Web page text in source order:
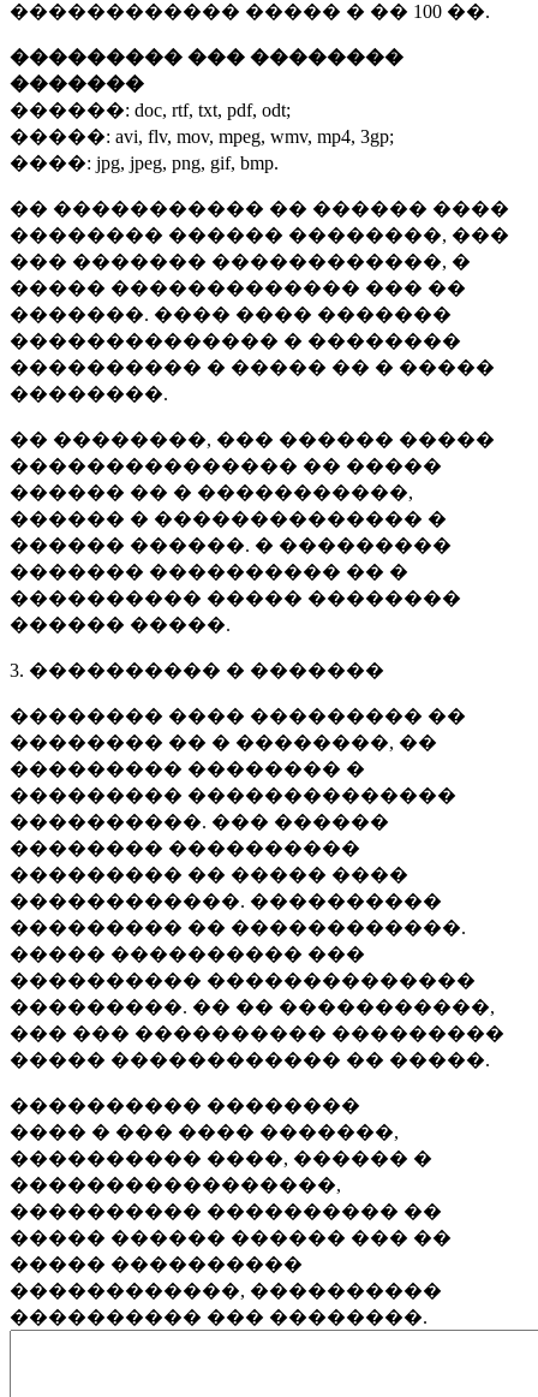
������������ ����� � �� 100 ��.
��������� ��� ��������
�������
������: doc, rtf, txt, pdf, odt;
�����: avi, flv, mov, mpeg, wmv, mp4, 3gp;
����: jpg, jpeg, png, gif, bmp.
�� ����������� �� ������ ����
�������� ������ ��������, ���
��� ������� ������������, �
����� ������������� ��� ��
�������. ���� ���� �������
�������������� � ��������
���������� � ����� �� � �����
��������.
�� ��������, ��� ������ �����
��������������� �� �����
������ �� � �����������,
������ � �������������� �
������ ������. � ���������
������� ���������� �� �
���������� ����� ��������
������ �����.
3. ���������� � �������
�������� ���� ��������� ��
�������� �� � ��������, ��
��������� �������� �
��������� ��������������
����������. ��� ������
�������� ����������
��������� �� ����� ����
������������. ����������
��������� �� ������������.
����� ���������� ���
���������� ��������������
���������. �� �� �����������,
��� ��� ���������� ���������
����� ������������ �� �����.
���������� ��������
���� � ��� ���� �������,
���������� ����, ������ �
�����������������,
���������� ���������� ��
����� ������ ������ ��� ��
����� ����������
������������, ����������
���������� ��� ��������.